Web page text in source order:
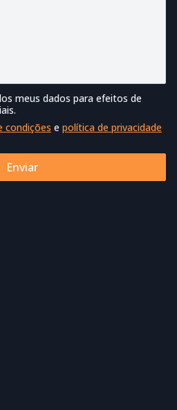
meus dados para efeitos de
condições e política de privacidade
Enviar